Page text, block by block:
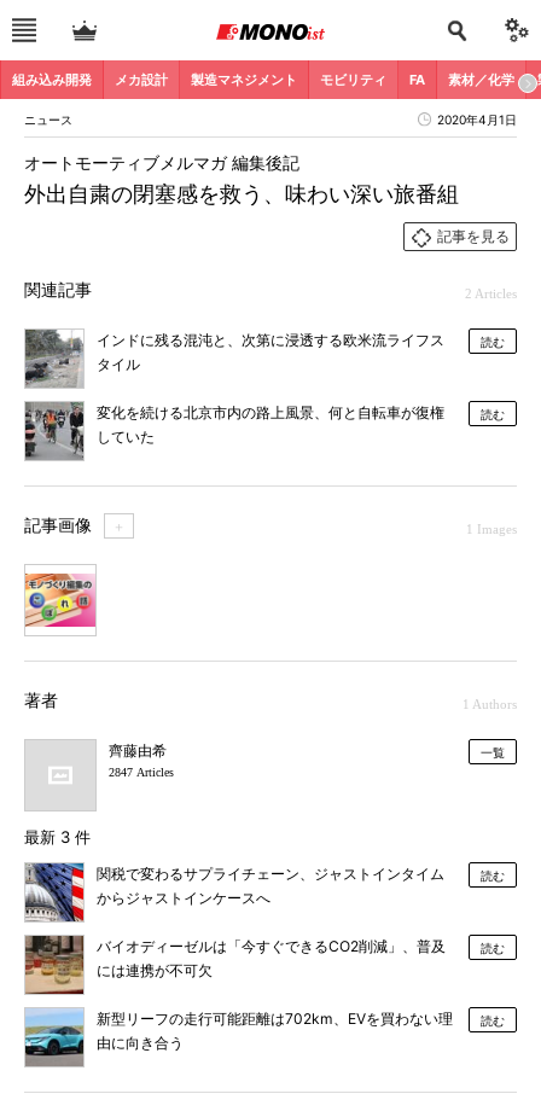
組み込み開発 メカ設計 製造マネジメント モビリティ FA 素材／化学
ニュース 2020年4月1日
外出自粛の閉塞感を救う、味わい深い旅番組
オートモーティブメルマガ 編集後記
記事を見る
関連記事 2 Articles
インドに残る混沌と、次第に浸透する欧米流ライフス
タイル
読む
変化を続ける北京市内の路上風景、何と自転車が復権
していた
読む
記事画像 ＋ 1 Images
著者 1 Authors
齊藤由希
2847 Articles
一覧
最新 3 件
関税で変わるサプライチェーン、ジャストインタイム
からジャストインケースへ
読む
バイオディーゼルは「今すぐできるCO2削減」、普及
には連携が不可欠
読む
新型リーフの走行可能距離は702km、EVを買わない理
由に向き合う
読む